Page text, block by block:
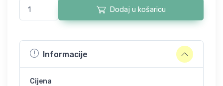
Dodaj u košaricu
Informacije
Cijena